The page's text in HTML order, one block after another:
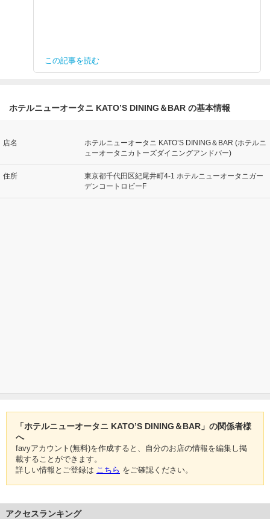
この記事を読む
ホテルニューオータニ KATO’S DINING＆BAR の基本情報
店名
ホテルニューオータニ KATO’S DINING＆BAR (ホテルニ
ューオータニカトーズダイニングアンドバー)
住所
東京都千代田区紀尾井町4-1 ホテルニューオータニガー
デンコートロビーF
「ホテルニューオータニ KATO’S DINING＆BAR」の関係者様
へ
favyアカウント(無料)を作成すると、自分のお店の情報を編集し掲
載することができます。
詳しい情報とご登録は こちら をご確認ください。
アクセスランキング